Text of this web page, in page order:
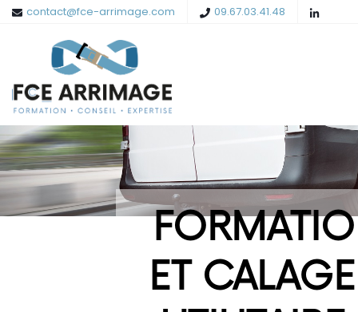
contact@fce-arrimage.com 09.67.03.41.48
ET